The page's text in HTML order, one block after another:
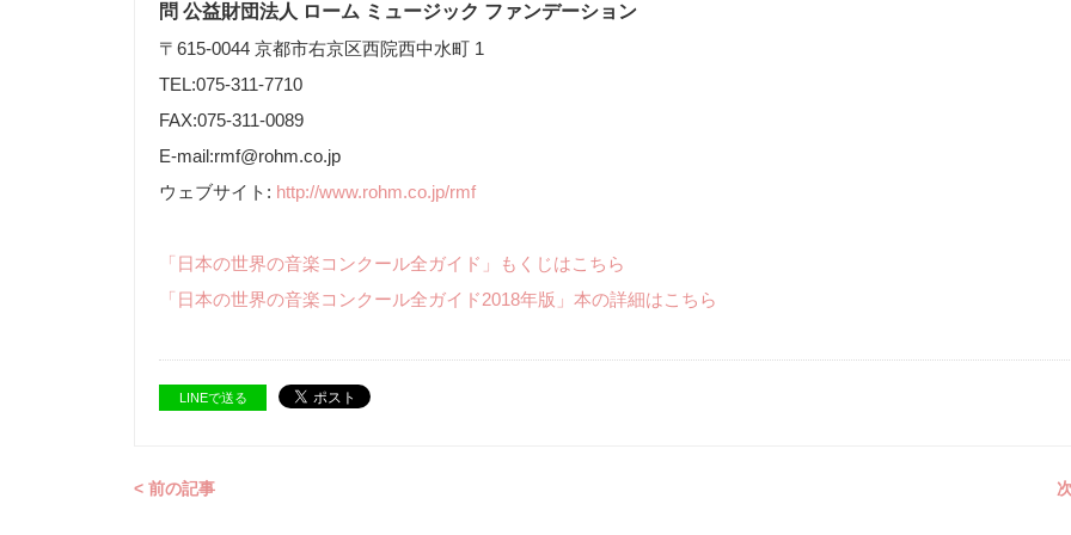
問 公益財団法人 ローム ミュージック ファンデーション
〒615-0044 京都市右京区西院西中水町 1
TEL:075-311-7710
FAX:075-311-0089
E-mail:rmf@rohm.co.jp
ウェブサイト: http://www.rohm.co.jp/rmf
「日本の世界の音楽コンクール全ガイド」もくじはこちら
「日本の世界の音楽コンクール全ガイド2018年版」本の詳細はこちら
LINEで送る
< 前の記事